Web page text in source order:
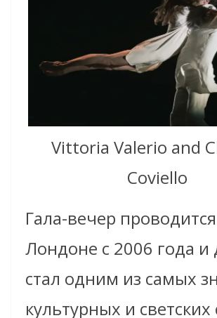
Vittoria Valerio and
Coviello
Гала-вечер
Лондоне с 2006 года и
стал одним из самых
культурных и